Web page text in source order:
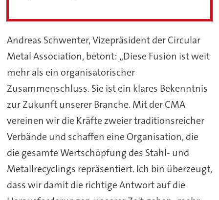
Andreas Schwenter, Vizepräsident der Circular
Metal Association, betont: „Diese Fusion ist weit
mehr als ein organisatorischer
Zusammenschluss. Sie ist ein klares Bekenntnis
zur Zukunft unserer Branche. Mit der CMA
vereinen wir die Kräfte zweier traditionsreicher
Verbände und schaffen eine Organisation, die
die gesamte Wertschöpfung des Stahl- und
Metallrecyclings repräsentiert. Ich bin überzeugt,
dass wir damit die richtige Antwort auf die